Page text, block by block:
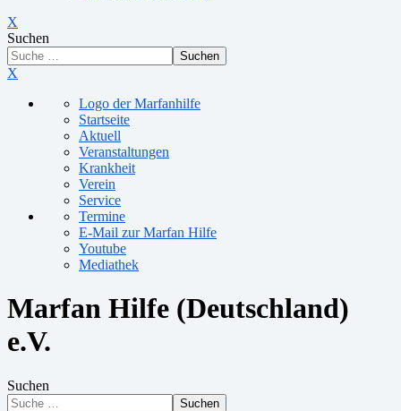
X
Suchen
Suchen
X
Logo der Marfanhilfe
Startseite
Aktuell
Veranstaltungen
Krankheit
Verein
Service
Termine
E-Mail zur Marfan Hilfe
Youtube
Mediathek
Marfan Hilfe (Deutschland)
e.V.
Suchen
Suchen